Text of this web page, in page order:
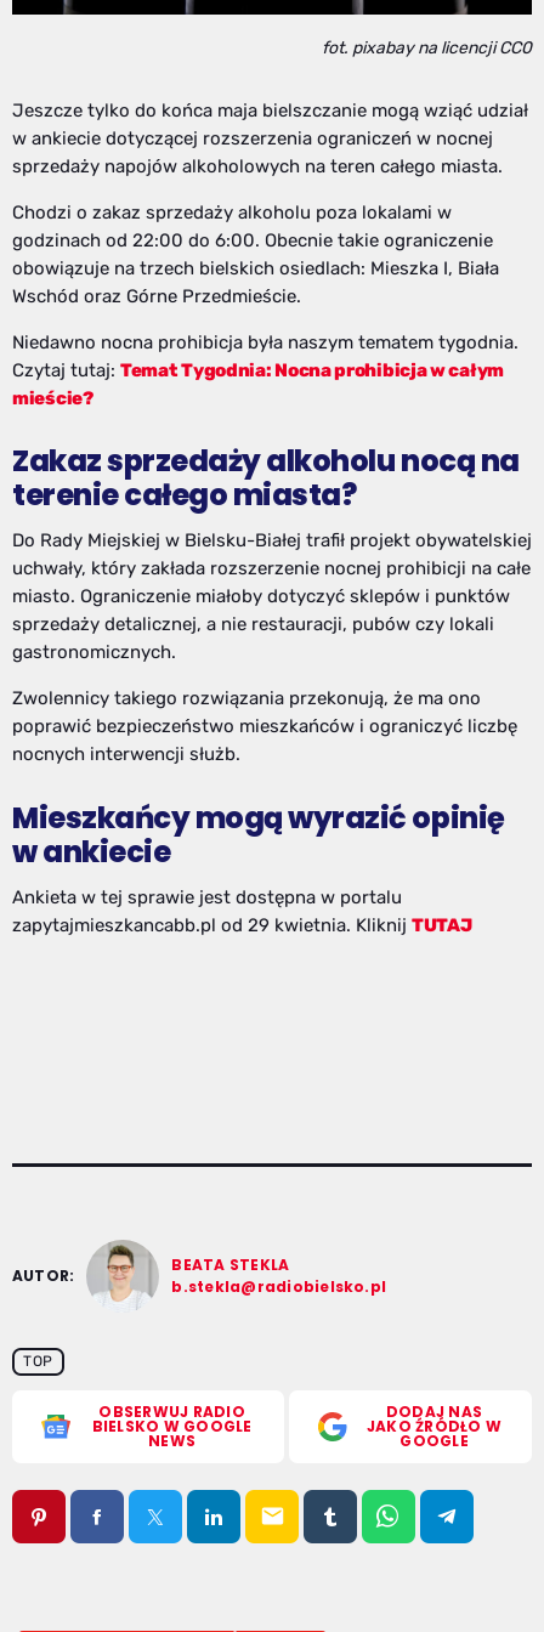
fot. pixabay na licencji CC0
Jeszcze tylko do końca maja bielszczanie mogą wziąć udział
w ankiecie dotyczącej rozszerzenia ograniczeń w nocnej
sprzedaży napojów alkoholowych na teren całego miasta.
Chodzi o zakaz sprzedaży alkoholu poza lokalami w
godzinach od 22:00 do 6:00. Obecnie takie ograniczenie
obowiązuje na trzech bielskich osiedlach: Mieszka I, Biała
Wschód oraz Górne Przedmieście.
Niedawno nocna prohibicja była naszym tematem tygodnia.
Czytaj tutaj: Temat Tygodnia: Nocna prohibicja w całym
mieście?
Zakaz sprzedaży alkoholu nocą na
terenie całego miasta?
Do Rady Miejskiej w Bielsku-Białej trafił projekt obywatelskiej
uchwały, który zakłada rozszerzenie nocnej prohibicji na całe
miasto. Ograniczenie miałoby dotyczyć sklepów i punktów
sprzedaży detalicznej, a nie restauracji, pubów czy lokali
gastronomicznych.
Zwolennicy takiego rozwiązania przekonują, że ma ono
poprawić bezpieczeństwo mieszkańców i ograniczyć liczbę
nocnych interwencji służb.
Mieszkańcy mogą wyrazić opinię
w ankiecie
Ankieta w tej sprawie jest dostępna w portalu
zapytajmieszkancabb.pl od 29 kwietnia. Kliknij TUTAJ
AUTOR:
BEATA STEKLA
b.stekla@radiobielsko.pl
TOP
OBSERWUJ RADIO
BIELSKO W GOOGLE
NEWS
DODAJ NAS
JAKO ŹRÓDŁO W
GOOGLE
email